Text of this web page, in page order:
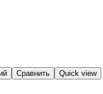
Сравнить Quick view